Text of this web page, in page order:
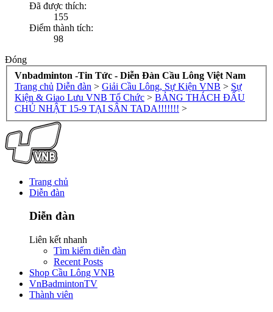
Đã được thích:
155
Điểm thành tích:
98
Đóng
Vnbadminton -Tin Tức - Diễn Đàn Cầu Lông Việt Nam
Trang chủ Diễn đàn > Giải Cầu Lông, Sự Kiện VNB > Sự
Kiện & Giao Lưu VNB Tổ Chức > BẢNG THÁCH ĐẤU
CHỦ NHẬT 15-9 TẠI SÂN TADA!!!!!!! >
Trang chủ
Diễn đàn
Diễn đàn
Liên kết nhanh
Tìm kiếm diễn đàn
Recent Posts
Shop Cầu Lông VNB
VnBadmintonTV
Thành viên